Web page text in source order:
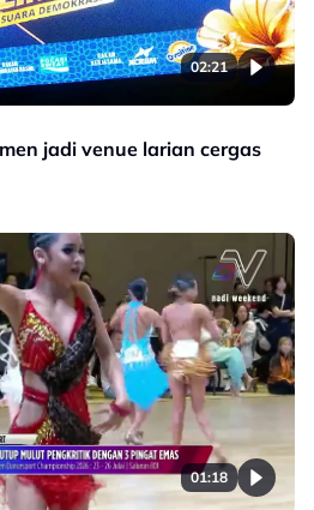
02:21
jadi venue larian cergas
01:18